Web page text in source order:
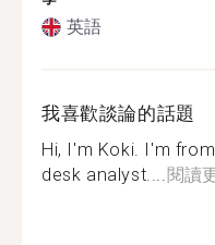
英語
我喜歡談論的話題
Hi, I'm Koki. I'm
desk analyst....閱讀